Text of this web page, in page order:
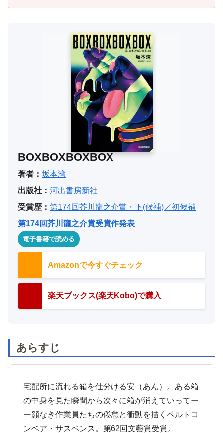
BOXBOXBOXBOX
著者： 坂本湾
出版社： 河出書房新社
受賞歴： 第174回芥川龍之介賞・下(候補)／初候補
第174回芥川龍之介賞受賞作発表
電子書籍で読める
Amazonで今すぐチェック
楽天ブックス(楽天Kobo)で購入
あらすじ
宅配所に流れる箱を仕分ける安（あん）。ある箱
の中身を見た瞬間から次々に箱が消えていってー
ー顔なき作業員たちの倦怠と衝動を描くベルトコ
ンベア・サスペンス。第62回文藝賞受賞。